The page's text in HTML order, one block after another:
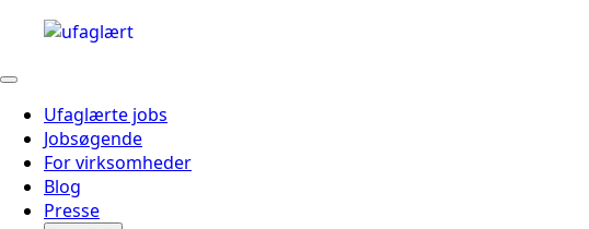
Ufaglærte jobs
Jobsøgende
For virksomheder
Blog
Presse